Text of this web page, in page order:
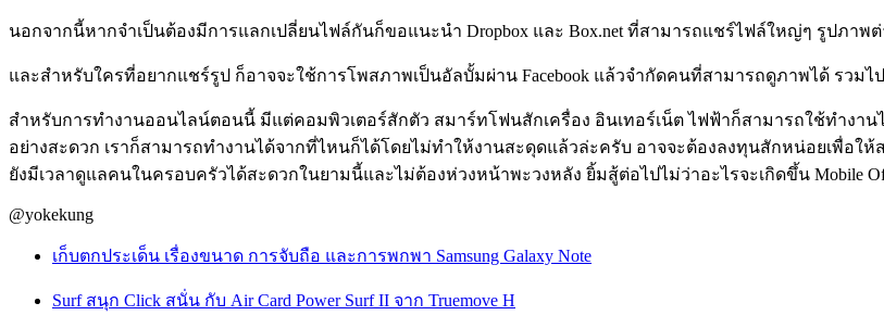
นอกจากนี้หากจำเป็นต้องมีการแลกเปลี่ยนไฟล์กันก็ขอแนะนำ Dropbox และ Box.net ที่สามารถแชร์ไฟล์ใหญ่ๆ รูปภาพต่
และสำหรับใครที่อยากแชร์รูป ก็อาจจะใช้การโพสภาพเป็นอัลบั้มผ่าน Facebook แล้วจำกัดคนที่สามารถดูภาพได้ รวมไป
สำหรับการทำงานออนไลน์ตอนนี้ มีแต่คอมพิวเตอร์สักตัว สมาร์ทโฟนสักเครื่อง อินเทอร์เน็ต ไฟฟ้าก็สามารถใช้ทำง
อย่างสะดวก เราก็สามารถทำงานได้จากที่ไหนก็ได้โดยไม่ทำให้งานสะดุดแล้วล่ะครับ อาจจะต้องลงทุนสักหน่อยเพื่อ
ยังมีเวลาดูแลคนในครอบครัวได้สะดวกในยามนี้และไม่ต้องห่วงหน้าพะวงหลัง ยิ้มสู้ต่อไปไม่ว่าอะไรจะเกิดขึ้น Mobile
@yokekung
เก็บตกประเด็น เรื่องขนาด การจับถือ และการพกพา Samsung Galaxy Note
Surf สนุก Click สนั่น กับ Air Card Power Surf II จาก Truemove H